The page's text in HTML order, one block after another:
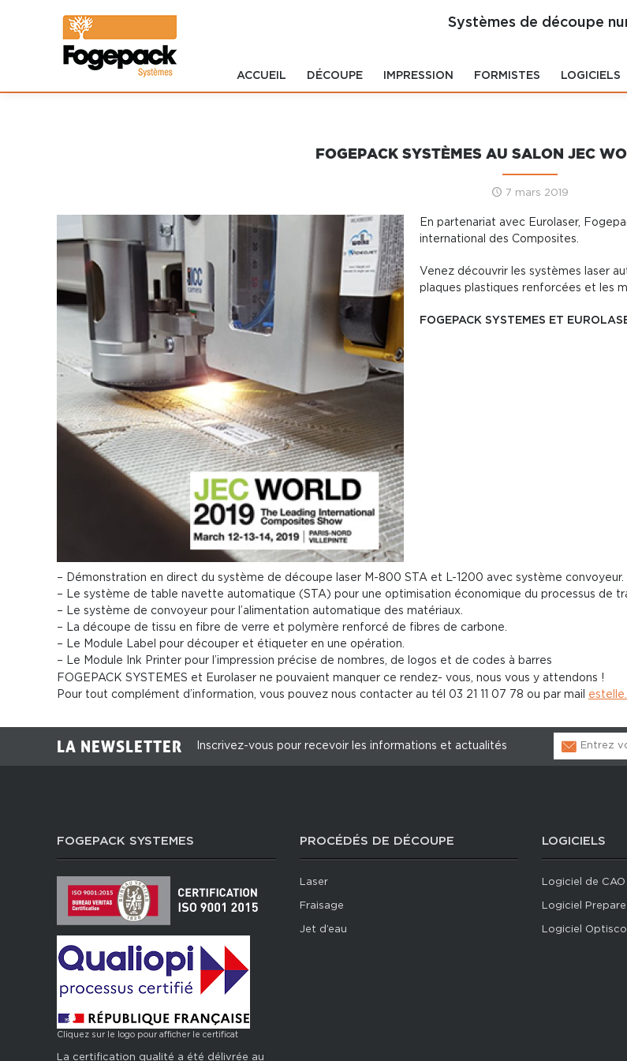
Systèmes de découpe
ACCUEIL DÉCOUPE IMPRESSION FORMISTES LOGICIELS
Formistes
Logiciels
Développement
SERVICES
Occasions
Actualités
FOGEPACK SYSTÈMES AU SALON JEC
7 mars 2019
En partenariat avec Eurolaser,
international des Composites.
Venez découvrir les systèmes laser
plaques plastiques renforcées et les
FOGEPACK SYSTEMES ET
– Démonstration en direct du système de découpe laser M-800 STA et L-1200 avec système convoyeur.
– Le système de table navette automatique (STA) pour une optimisation économique du processus de
– Le système de convoyeur pour l’alimentation automatique des matériaux.
– La découpe de tissu en fibre de verre et polymère renforcé de fibres de carbone.
– Le Module Label pour découper et étiqueter en une opération.
– Le Module Ink Printer pour l’impression précise de nombres, de logos et de codes à barres
FOGEPACK SYSTEMES et Eurolaser ne pouvaient manquer ce rendez- vous, nous vous y attendons !
Pour tout complément d’information, vous pouvez nous contacter au tél 03 21 11 07 78 ou par mail
LA NEWSLETTER Inscrivez-vous pour recevoir les informations et actualités
FOGEPACK SYSTEMES
Cliquez sur le logo pour afficher le certificat
La certification qualité a été délivrée au
PROCÉDÉS DE DÉCOUPE
Laser
Fraisage
Jet d’eau
LOGICIELS
Logiciel de
Logiciel
Logiciel